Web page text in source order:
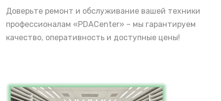
Доверьте ремонт и обслуживание вашей техники
профессионалам «PDACenter» – мы гарантируем
качество, оперативность и доступные цены!